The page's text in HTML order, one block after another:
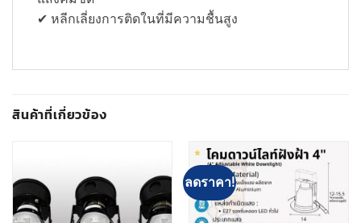
✔ หลีกเลี่ยงการติดในที่มีความชื้นสูง
สินค้าที่เกี่ยวข้อง
ลดราคา!